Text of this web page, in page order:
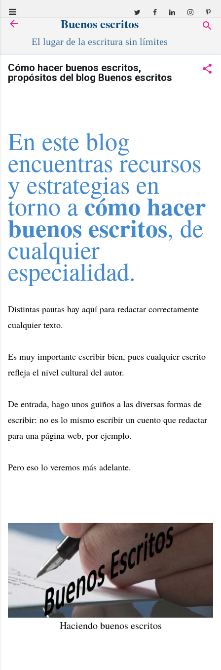
Ir al contenido principal
Buenos escritos
El lugar de la escritura sin límites
Cómo hacer buenos escritos,
propósitos del blog Buenos escritos
En este blog
encuentras recursos
y estrategias en
torno acómo hacer
buenos escritos, de
cualquier
especialidad.
Distintas pautas hay aquí para redactar correctamente
cualquier texto.
Es muy importante escribir bien, pues cualquier escrito
refleja el nivel cultural del autor.
De entrada, hago unos guiños a las diversas formas de
escribir: no es lo mismo escribir un cuento que redactar
para una página web, por ejemplo.
Pero eso lo veremos más adelante.
Haciendo buenos escritos